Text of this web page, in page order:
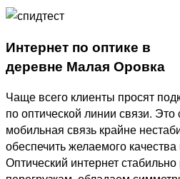
Интернет по оптике в
деревне Малая Оровка
Чаще всего клиенты просят
по оптической линии связи. Это
мобильная связь крайне
обеспечить желаемого
Оптический интернет